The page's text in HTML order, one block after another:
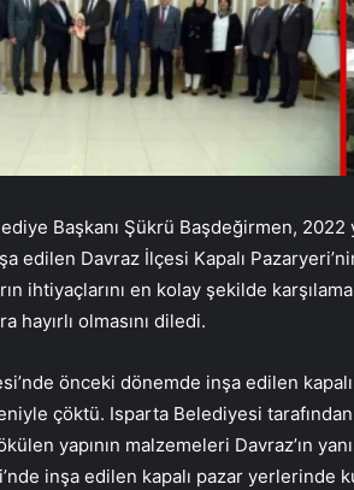
Başkanı Şükrü Başdeğirmen, 2022
edilen Davraz İlçesi Kapalı
ihtiyaçlarını en kolay şekilde
hayırlı olmasını diledi.
önceki dönemde inşa edilen
çöktü. Isparta Belediyesi
yapının malzemeleri Davraz’ın
inşa edilen kapalı pazar yerlerinde